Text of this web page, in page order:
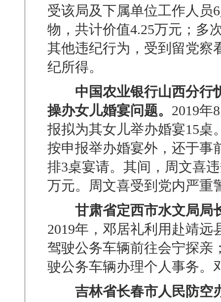
受该局及下属单位工作人员6
物，共计价值4.25万元；多
其他违纪行为，受到留党察
纪所得。
中国农业银行山西分行
操办女儿婚宴问题。 2019年8
报拟为其女儿举办婚宴15桌
按申报举办婚宴外，还于事
排3桌宴请。其间，周文喜
万元。周文喜受到党内严重
甘肃省定西市水文局局
2019年，邓居礼利用赴靖远
驾驶公务车辆前往会宁探亲
驶公务车辆办理个人事务。
吉林省长春市人民防空